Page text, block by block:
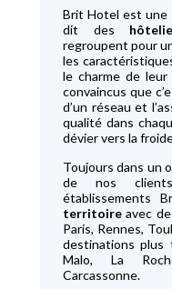
Brit Hotel est une
dit des
regroupent pour
les
le charme de leur
convaincus que
d’un réseau et
qualité dans
dévier vers la
Toujours dans un
de nos
établissements
territoire avec
Paris, Rennes,
destinations plus
Malo, La
Carcassonne.